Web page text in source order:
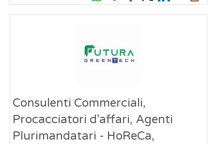
Consulenti Commerciali,
Procacciatori d’affari, Agenti
Plurimandatari - HoReCa,